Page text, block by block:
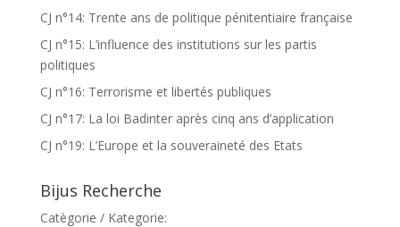
CJ n°14: Trente ans de politique pénitentiaire française
CJ n°15: L’influence des institutions sur les partis
politiques
CJ n°16: Terrorisme et libertés publiques
CJ n°17: La loi Badinter après cinq ans d’application
CJ n°19: L’Europe et la souveraineté des Etats
Bijus Recherche
Catègorie / Kategorie: